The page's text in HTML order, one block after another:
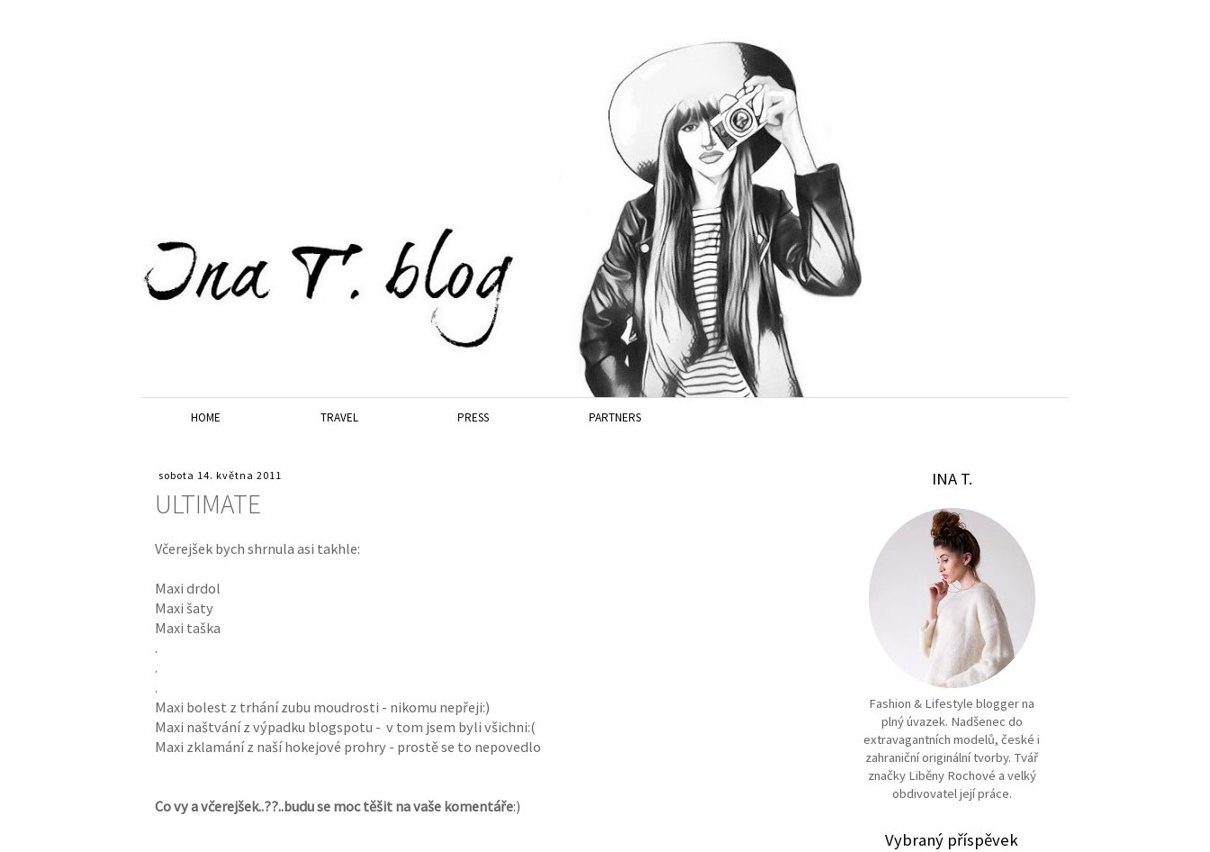
HOME TRAVEL PRESS PARTNERS
sobota 14. května 2011
ULTIMATE
Včerejšek bych shrnula asi takhle:
Maxi drdol
Maxi šaty
Maxi taška
.
.
.
Maxi bolest z trhání zubu moudrosti - nikomu nepřeji:)
Maxi naštvání z výpadku blogspotu - v tom jsem byli všichni:(
Maxi zklamání z naší hokejové prohry - prostě se to nepovedlo
Co vy a včerejšek..??..budu se moc těšit na vaše komentáře:)
INA T.
Fashion & Lifestyle blogger na
plný úvazek. Nadšenec do
extravagantních modelů, české i
zahraniční originální tvorby. Tvář
značky Liběny Rochové a velký
obdivovatel její práce.
Vybraný příspěvek